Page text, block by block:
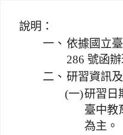
說明：
一、 依據國立
286 號函辦
二、 研習資訊
(一)研習日
臺中教
為主。